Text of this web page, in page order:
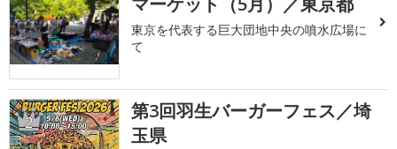
東京を代表する巨大団地中央の噴水広場に
て
2
第3回羽生バーガーフェス／埼
玉県